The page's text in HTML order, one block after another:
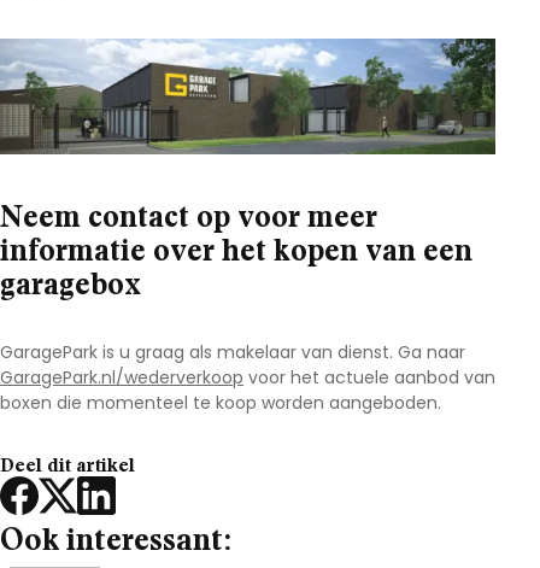
Neem contact op voor meer
informatie over het kopen van een
garagebox
GaragePark is u graag als makelaar van dienst. Ga naar
GaragePark.nl/wederverkoop voor het actuele aanbod van
boxen die momenteel te koop worden aangeboden.
Deel dit artikel
Ook interessant: